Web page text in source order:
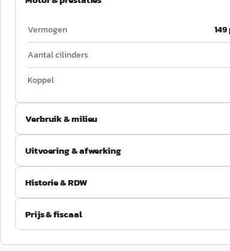
Vermogen 149
Aantal cilinders
Koppel
Verbruik & milieu
Uitvoering & afwerking
Historie & RDW
Prijs & fiscaal